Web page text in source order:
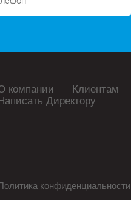
компании Клиентам
Директору
конфиденциальности